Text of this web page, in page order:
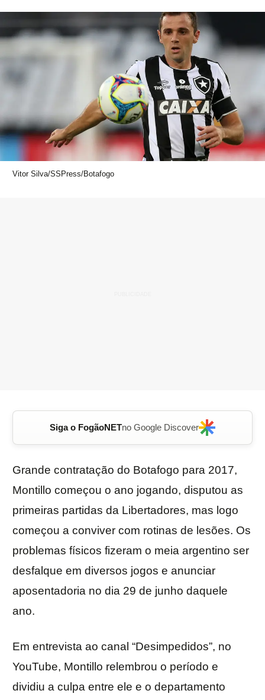
Vitor Silva/SSPress/Botafogo
Siga o FogãoNETno Google Discover
Grande contratação do Botafogo para 2017,
Montillo começou o ano jogando, disputou as
primeiras partidas da Libertadores, mas logo
começou a conviver com rotinas de lesões. Os
problemas físicos fizeram o meia argentino ser
desfalque em diversos jogos e anunciar
aposentadoria no dia 29 de junho daquele
ano.
Em entrevista ao canal “Desimpedidos”, no
YouTube, Montillo relembrou o período e
dividiu a culpa entre ele e o departamento